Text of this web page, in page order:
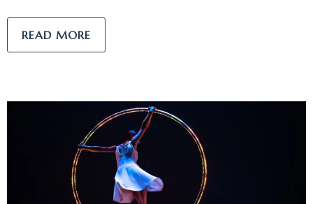
READ MORE